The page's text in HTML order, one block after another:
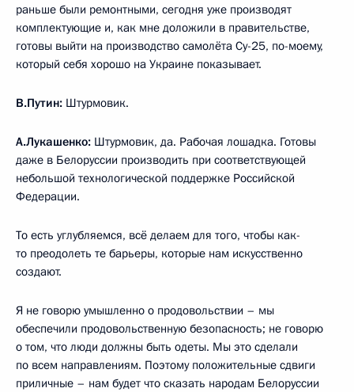
раньше были ремонтными, сегодня уже производят
комплектующие и, как мне доложили в правительстве,
готовы выйти на производство самолёта Су-25, по-моему,
который себя хорошо на Украине показывает.
В.Путин: Штурмовик.
А.Лукашенко: Штурмовик, да. Рабочая лошадка. Готовы
даже в Белоруссии производить при соответствующей
небольшой технологической поддержке Российской
Федерации.
То есть углубляемся, всё делаем для того, чтобы как-
то преодолеть те барьеры, которые нам искусственно
создают.
Я не говорю умышленно о продовольствии – мы
обеспечили продовольственную безопасность; не говорю
о том, что люди должны быть одеты. Мы это сделали
по всем направлениям. Поэтому положительные сдвиги
приличные – нам будет что сказать народам Белоруссии